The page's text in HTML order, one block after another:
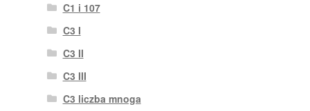
C1 i 107
C3 I
C3 II
C3 III
C3 liczba mnoga